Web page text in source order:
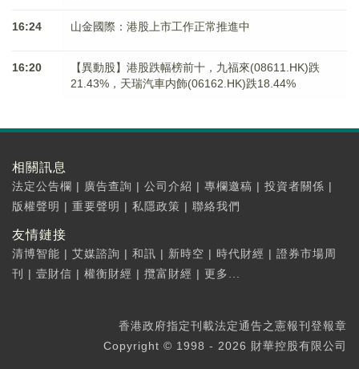
16:24 山金國際：港股上市工作正常推進中
16:20
【異動股】港股跌幅榜前十，九福來(08611.HK)跌
21.43%，天瑞汽車内飾(06162.HK)跌18.44%
相關訊息
法定公告欄 | 廣告查詢 | 公司介紹 | 專欄邀稿 | 投資者關係 |
版權聲明 | 重要聲明 | 私隱政策 | 聯絡我們
友情鏈接
清博智能 | 艾媒諮詢 | 和訊 | 新時空 | 時代財經 | 證券市場周
刊
| 壹財信 | 權衡財經 | 攬富財經 | 更多...
香港政府指定刊載法定通告之憲報刊登報章
Copyright © 1998 - 2026 財華控股有限公司